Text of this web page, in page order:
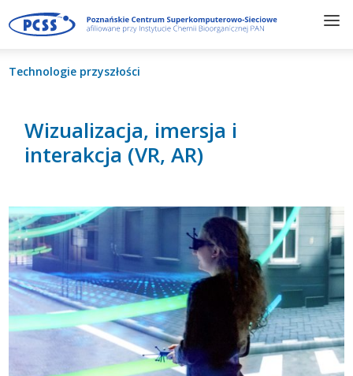
Technologie przyszłości
Wizualizacja, imersja i
interakcja (VR, AR)